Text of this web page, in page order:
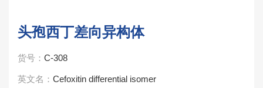
头孢西丁差向异构体
货号： C-308
英文名： Cefoxitin differential isomer